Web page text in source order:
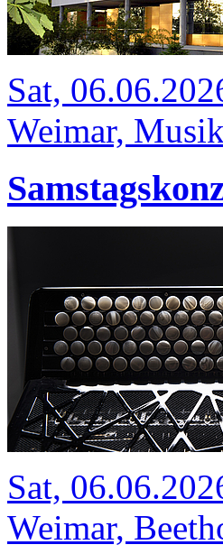
Sat,
Weimar,
Sat,
Weimar,